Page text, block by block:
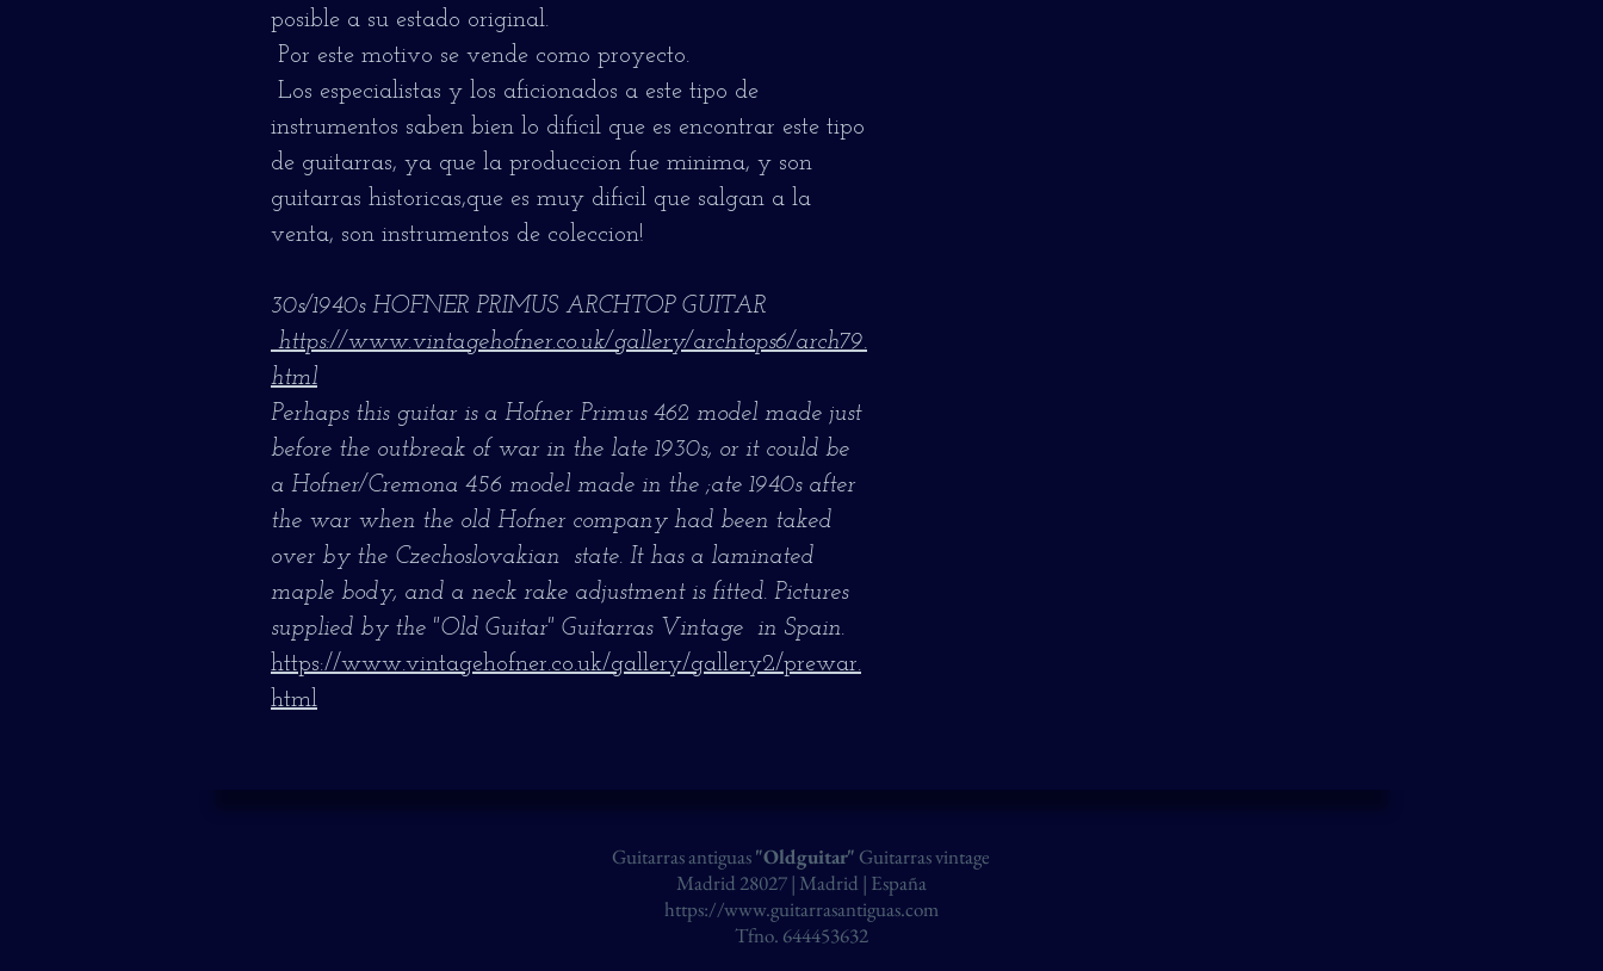
posible a su estado original.
Por este motivo se vende como proyecto.
Los especialistas y los aficionados a este tipo de
instrumentos saben bien lo dificil que es encontrar este tipo
de guitarras, ya que la produccion fue minima, y son
guitarras historicas,que es muy dificil que salgan a la
venta, son instrumentos de coleccion!
30s/1940s HOFNER PRIMUS ARCHTOP GUITAR
https://www.vintagehofner.co.uk/gallery/archtops6/arch79.
html
Perhaps this guitar is a Hofner Primus 462 model made just
before the outbreak of war in the late 1930s, or it could be
a Hofner/Cremona 456 model made in the ;ate 1940s after
the war when the old Hofner company had been taked
over by the Czechoslovakian state. It has a laminated
maple body, and a neck rake adjustment is fitted. Pictures
supplied by the "Old Guitar" Guitarras Vintage in Spain.
https://www.vintagehofner.co.uk/gallery/gallery2/prewar.
html
Guitarras antiguas"Oldguitar" Guitarras vintage
Madrid 28027 | Madrid | España
https://www.guitarrasantiguas.com
Tfno. 644453632